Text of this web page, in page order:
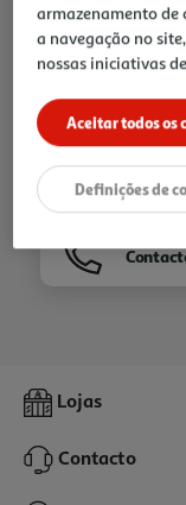
Ir para
Lojas
Contacto
armazenamento de
a navegação no
nossas iniciativas
Aceitar todos os
Definições de